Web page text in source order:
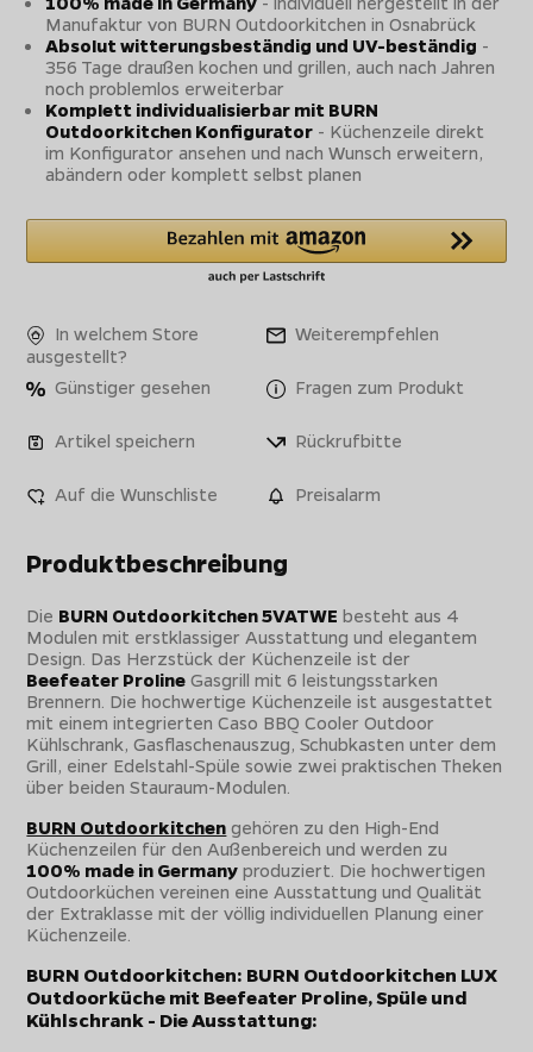
Manufaktur von BURN Outdoorkitchen in Osnabrück
Absolut witterungsbeständig und UV-beständig -
356 Tage draußen kochen und grillen, auch nach Jahren
noch problemlos erweiterbar
Komplett individualisierbar mit BURN
Outdoorkitchen Konfigurator - Küchenzeile direkt
im Konfigurator ansehen und nach Wunsch erweitern,
abändern oder komplett selbst planen
In welchem Store
ausgestellt?
Weiterempfehlen
Günstiger gesehen Fragen zum Produkt
Artikel speichern Rückrufbitte
Auf die Wunschliste Preisalarm
Produktbeschreibung
Die BURN Outdoorkitchen 5VATWE besteht aus 4
Modulen mit erstklassiger Ausstattung und elegantem
Design. Das Herzstück der Küchenzeile ist der
Beefeater Proline Gasgrill mit 6 leistungsstarken
Brennern. Die hochwertige Küchenzeile ist ausgestattet
mit einem integrierten Caso BBQ Cooler Outdoor
Kühlschrank, Gasflaschenauszug, Schubkasten unter dem
Grill, einer Edelstahl-Spüle sowie zwei praktischen Theken
über beiden Stauraum-Modulen.
BURN Outdoorkitchen gehören zu den High-End
Küchenzeilen für den Außenbereich und werden zu
100% made in Germany produziert. Die hochwertigen
Outdoorküchen vereinen eine Ausstattung und Qualität
der Extraklasse mit der völlig individuellen Planung einer
Küchenzeile.
BURN Outdoorkitchen: BURN Outdoorkitchen LUX
Outdoorküche mit Beefeater Proline, Spüle und
Kühlschrank - Die Ausstattung: